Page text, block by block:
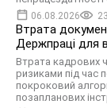
06.08.2026
Втрата
Держпраці для
Втрата кадрових
ризиками під час
покроковий
позапланових